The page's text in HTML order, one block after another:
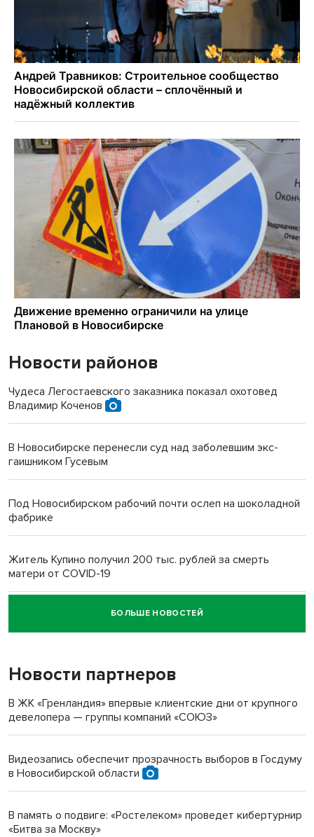
Новости районов
Чудеса Легостаевского заказника показал охотовед
Владимир Коченов
В Новосибирске перенесли суд над заболевшим экс-
гаишником Гусевым
Под Новосибирском рабочий почти ослеп на шоколадной
фабрике
Житель Купино получил 200 тыс. рублей за смерть
матери от COVID-19
Новосибирский суд наказал водителя за смерть
пенсионерки на вокзале
БОЛЬШЕ НОВОСТЕЙ
Новости партнеров
В ЖК «Гренландия» впервые клиентские дни от крупного
девелопера — группы компаний «СОЮЗ»
Видеозапись обеспечит прозрачность выборов в Госдуму
в Новосибирской области
В память о подвиге: «Ростелеком» проведет кибертурнир
«Битва за Москву»